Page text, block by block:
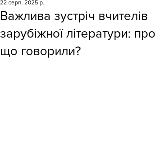
Важлива зустріч вчителів
зарубіжної літератури: про
що говорили?
22 серп. 2025 р.